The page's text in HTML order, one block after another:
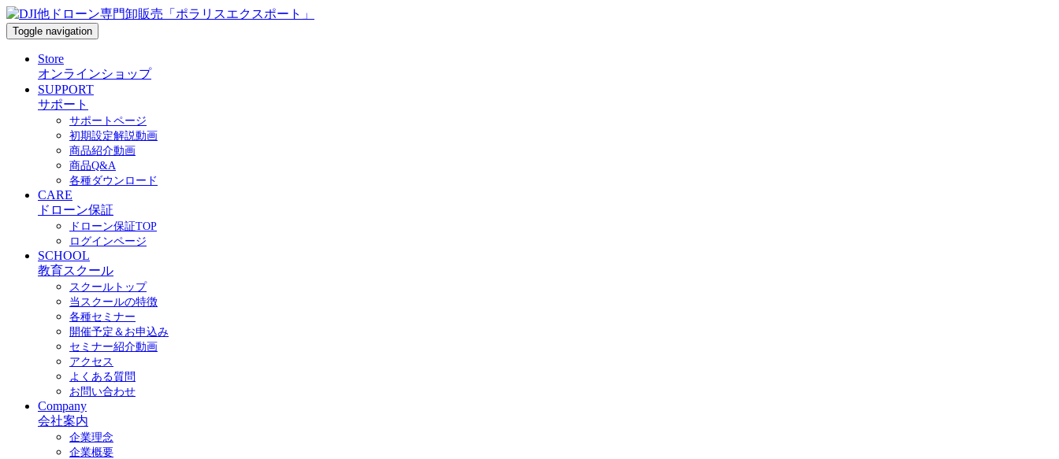
Toggle navigation
Store
オンラインショップ
SUPPORT
サポート
サポートページ
初期設定解説動画
商品紹介動画
商品Q&A
各種ダウンロード
CARE
ドローン保証
ドローン保証TOP
ログインページ
SCHOOL
教育スクール
スクールトップ
当スクールの特徴
各種セミナー
開催予定＆お申込み
セミナー紹介動画
アクセス
よくある質問
お問い合わせ
Company
会社案内
企業理念
企業概要